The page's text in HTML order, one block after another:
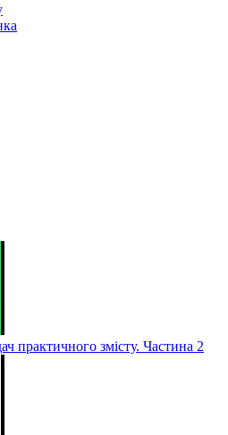
практичного змісту. Частина 2